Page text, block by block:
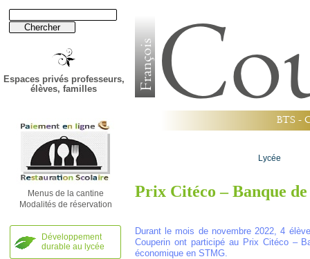
Espaces privés professeurs,
élèves, familles
Menus de la cantine
Modalités de réservation
Développement
durable au lycée
BTS -
Lycée
Durant le mois de novembre 2022, 4
Couperin ont participé au Prix Citéco –
économique en STMG.
Prix Citéco – Banque